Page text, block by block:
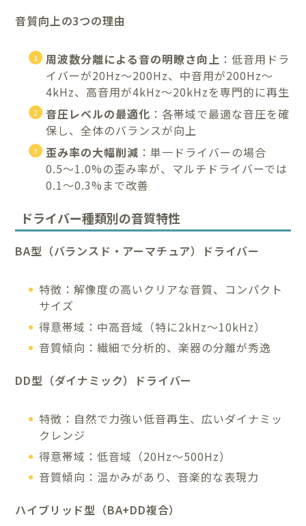
音質向上の3つの理由
周波数分離による音の明瞭さ向上 ：低音用ドラ
イバーが20Hz〜200Hz、中音用が200Hz〜
4kHz、高音用が4kHz〜20kHzを専門的に再生
音圧レベルの最適化 ：各帯域で最適な音圧を確
保し、全体のバランスが向上
歪み率の大幅削減 ：単一ドライバーの場合
0.5〜1.0%の歪み率が、マルチドライバーでは
0.1〜0.3%まで改善
ドライバー種類別の音質特性
BA型（バランスド・アーマチュア）ドライバー
特徴：解像度の高いクリアな音質、コンパクト
サイズ
得意帯域：中高音域（特に2kHz〜10kHz）
音質傾向：繊細で分析的、楽器の分離が秀逸
DD型（ダイナミック）ドライバー
特徴：自然で力強い低音再生、広いダイナミッ
クレンジ
得意帯域：低音域（20Hz〜500Hz）
音質傾向：温かみがあり、音楽的な表現力
ハイブリッド型（BA+DD複合）